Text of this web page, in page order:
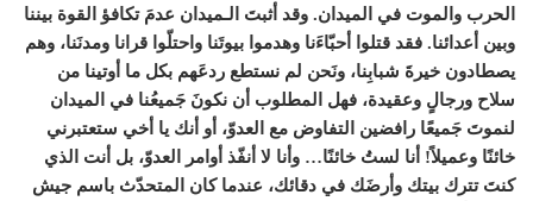
الحرب والموت في الميدان. وقد أثبتَ الـميدان عدمَ تكافؤ القوة بيننا
وبين أعدائنا. فقد قتلوا أحبّاءَنا وهدموا بيوتَنا واحتلّوا قرانا ومدنَنا، وهم
يصطادون خيرةَ شبابِنا، ونَحن لم نستطع ردعَهم بكل ما أوتينا من
سلاح ورجالٍ وعقيدة، فهل المطلوب أن نكونَ جَميعُنا في الميدان
لنموتَ جَميعًا رافضين التفاوض مع العدوّ، أو أنك يا أخي ستعتبرني
خائنًا وعميلاً! أنا لستُ خائنًا… وأنا لا أنفّذ أوامر العدوّ، بل أنت الذي
كنتَ تترك بيتك وأرضَك في دقائك، عندما كان المتحدّث باسم جيش